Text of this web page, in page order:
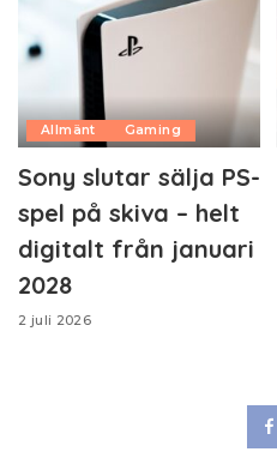
Allmänt Gaming
Sony slutar sälja PS-
spel på skiva – helt
digitalt från januari
2028
2 juli 2026